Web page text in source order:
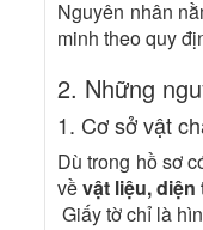
Nguyên nhân
minh theo quy
2. Những
1. Cơ sở vật
Dù trong hồ sơ
vềvật liệu,
Giấy tờ chỉ là